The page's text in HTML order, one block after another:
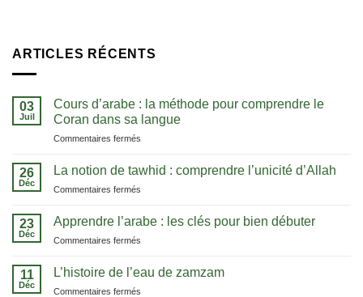
ARTICLES RÉCENTS
03
Juil
Cours d’arabe : la méthode pour comprendre le
Coran dans sa langue
Commentaires fermés
d’arabe
pour
dans
26
Déc
La notion de tawhid : comprendre l’unicité d’Allah
Commentaires fermés
notion
comprendre
23
Déc
Apprendre l’arabe : les clés pour bien débuter
Commentaires fermés
l’arabe
11
Déc
L’histoire de l’eau de zamzam
Commentaires fermés